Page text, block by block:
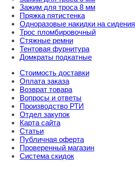
Зажим для троса 8 мм
Пряжка пятистенка
Одноразовые накидки на сидения
Трос пломбировочный
Стяжные ремни
Тентовая фурнитура
Домкраты подкатные
Стоимость доставки
Оплата заказа
Возврат товара
Вопросы и ответы
Производство РТИ
Отдел закупок
Карта сайта
Статьи
Публичная оферта
Проверенный магазин
Система скидок